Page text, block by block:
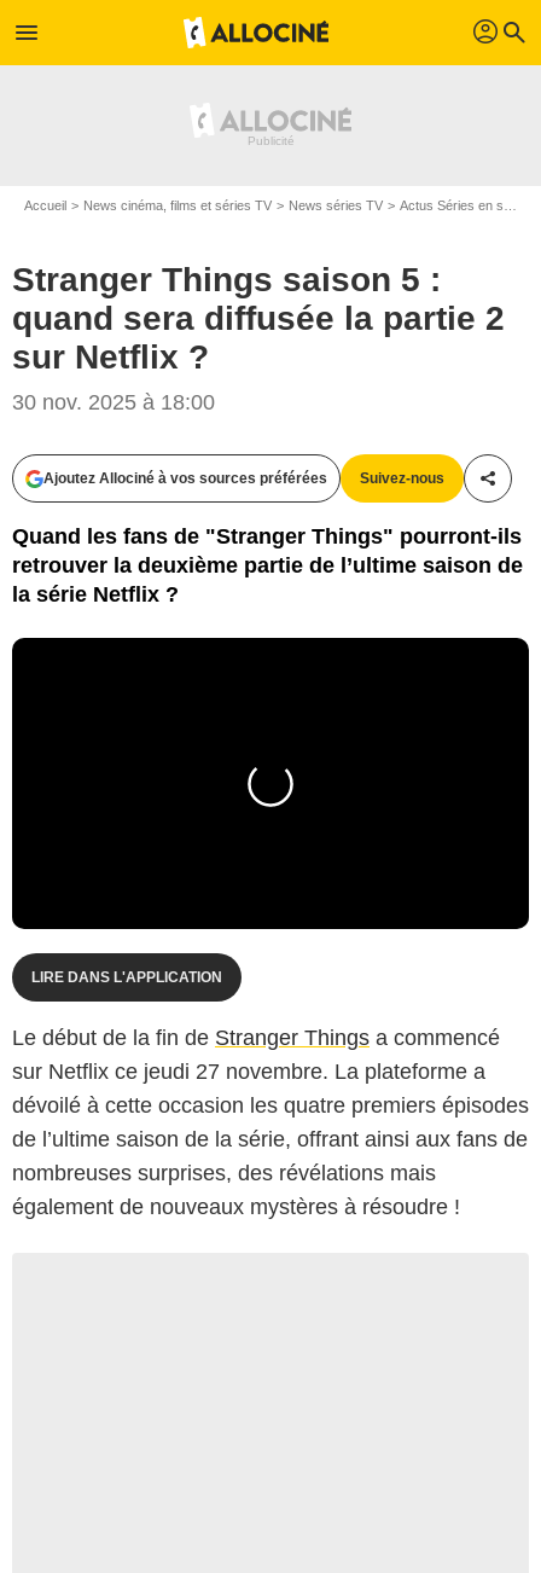
menu profil search
Accueil News cinéma, films et séries TV News séries TV Actus Séries en streaming
Stranger Things saison 5 :
quand sera diffusée la partie 2
sur Netflix ?
30 nov. 2025 à 18:00
Ajoutez Allociné à vos sources préférées Suivez-nous
Quand les fans de "Stranger Things" pourront-ils
retrouver la deuxième partie de l’ultime saison de
la série Netflix ?
LIRE DANS L'APPLICATION
Le début de la fin de Stranger Things a commencé
sur Netflix ce jeudi 27 novembre. La plateforme a
dévoilé à cette occasion les quatre premiers épisodes
de l’ultime saison de la série, offrant ainsi aux fans de
nombreuses surprises, des révélations mais
également de nouveaux mystères à résoudre !